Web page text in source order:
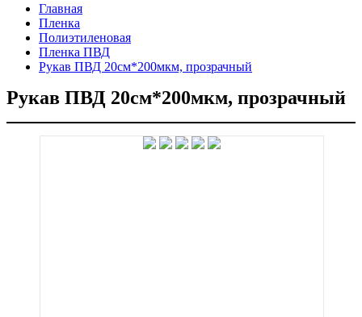
Главная
Пленка
Полиэтиленовая
Пленка ПВД
Рукав ПВД 20см*200мкм, прозрачный
Рукав ПВД 20см*200мкм, прозрачный